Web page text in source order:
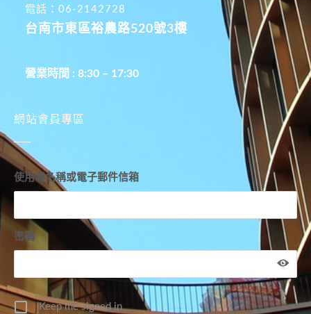
電話：06-2142728
台南市東區裕農路520號3樓
營業時間 : 8:30 – 17:30
網站會員專區
使用者名稱或電子郵件信箱
密碼
Keep me signed in